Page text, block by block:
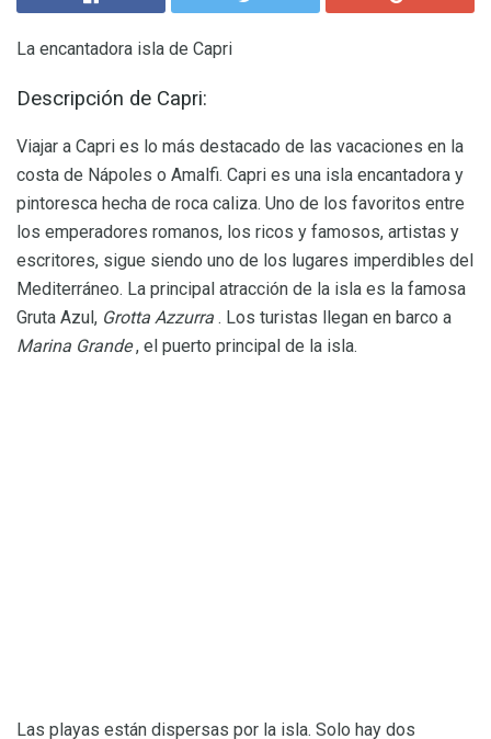
La encantadora isla de Capri
Descripción de Capri:
Viajar a Capri es lo más destacado de las vacaciones en la
costa de Nápoles o Amalfi. Capri es una isla encantadora y
pintoresca hecha de roca caliza. Uno de los favoritos entre
los emperadores romanos, los ricos y famosos, artistas y
escritores, sigue siendo uno de los lugares imperdibles del
Mediterráneo. La principal atracción de la isla es la famosa
Gruta Azul, Grotta Azzurra . Los turistas llegan en barco a
Marina Grande, el puerto principal de la isla.
Las playas están dispersas por la isla. Solo hay dos